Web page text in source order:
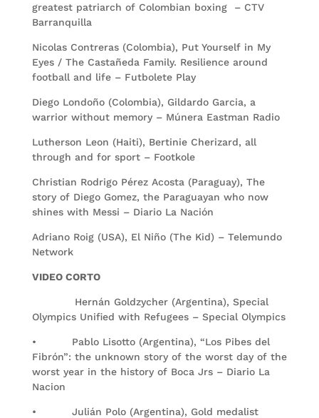
greatest patriarch of Colombian boxing – CTV
Barranquilla
Nicolas Contreras (Colombia), Put Yourself in My
Eyes / The Castañeda Family. Resilience around
football and life – Futbolete Play
Diego Londoño (Colombia), Gildardo Garcia, a
warrior without memory – Múnera Eastman Radio
Lutherson Leon (Haiti), Bertinie Cherizard, all
through and for sport – Footkole
Christian Rodrigo Pérez Acosta (Paraguay), The
story of Diego Gomez, the Paraguayan who now
shines with Messi – Diario La Nación
Adriano Roig (USA), El Niño (The Kid) – Telemundo
Network
VIDEO CORTO
Hernán Goldzycher (Argentina), Special
Olympics Unified with Refugees – Special Olympics
• Pablo Lisotto (Argentina), “Los Pibes del
Fibrón”: the unknown story of the worst day of the
worst year in the history of Boca Jrs – Diario La
Nacion
• Julián Polo (Argentina), Gold medalist